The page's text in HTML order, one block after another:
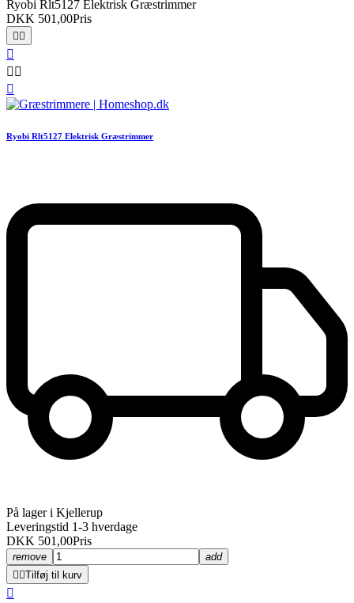
Ryobi Rlt5127 Elektrisk Græstrimmer
DKK 501,00Pris
 

 

Ryobi Rlt5127 Elektrisk Græstrimmer
På lager i Kjellerup
Leveringstid 1-3 hverdage
DKK 501,00Pris
remove
add
 Tilføj til kurv
